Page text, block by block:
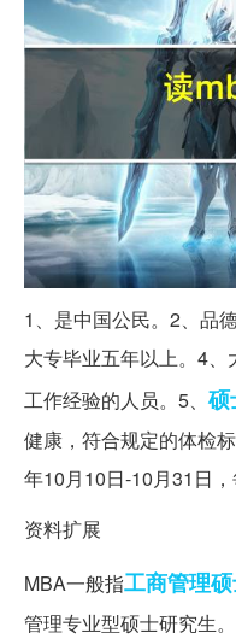
1、是中国公民。2、品
大专毕业五年以上。4
工作经验的人员。5、硕
健康，符合规定的体检
年10月10日-10月31日，
资料扩展
MBA一般指工商管理
管理专业型硕士研究生。